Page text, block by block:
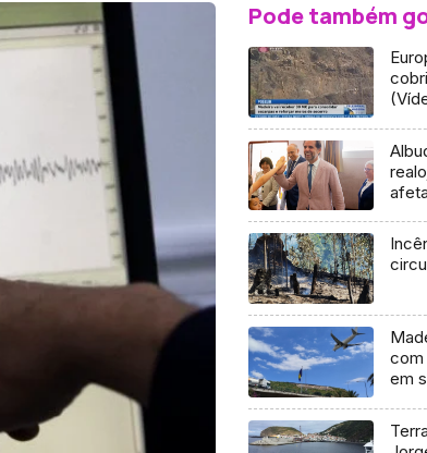
Pode também
com
em